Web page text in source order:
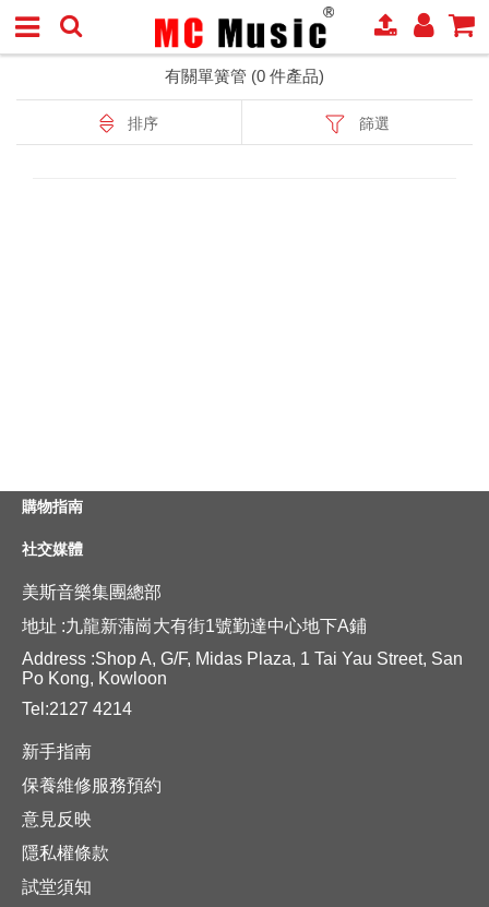
有關單簧管 (0 件產品)
排序 篩選
購物指南
社交媒體
美斯音樂集團總部
地址 :九龍新蒲崗大有街1號勤達中心地下A鋪
Address :Shop A, G/F, Midas Plaza, 1 Tai Yau Street, San
Po Kong, Kowloon
Tel:2127 4214
新手指南
保養維修服務預約
意見反映
隱私權條款
試堂須知